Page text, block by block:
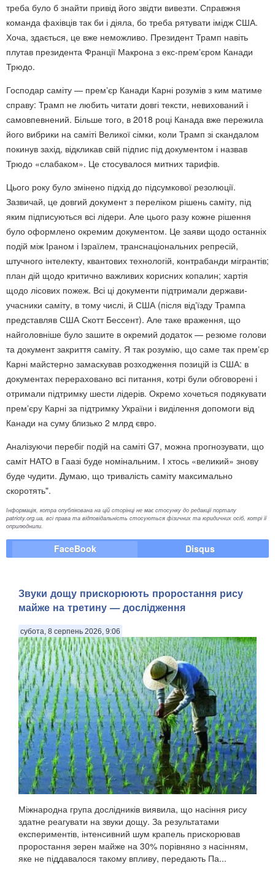
треба було б знайти привід його звідти вивезти. Справжня
команда фахівців так би і діяла, бо треба рятувати імідж США.
Хоча, здається, це вже неможливо. Президент Трамп навіть
плутав президента Франції Макрона з екс-премʼєром Канади
Трюдо.
Господар саміту — премʼєр Канади Карні розумів з ким матиме
справу: Трамп не любить читати довгі тексти, невихований і
самовпевнений. Більше того, в 2018 році Канада вже пережила
його вибрики на саміті Великої сімки, коли Трамп зі скандалом
покинув захід, відкликав свій підпис під документом і назвав
Трюдо «слабаком». Це стосувалося митних тарифів.
Цього року було змінено підхід до підсумкової резолюції.
Зазвичай, це довгий документ з переліком рішень саміту, під
яким підписуються всі лідери. Але цього разу кожне рішення
було оформлено окремим документом. Це заяви щодо останніх
подій між Іраном і Ізраїлем, транснаціональних репресій,
штучного інтелекту, квантових технологій, контрабанди мігрантів;
план дій щодо критично важливих корисних копалин; хартія
щодо лісових пожеж. Всі ці документи підтримали держави-
учасники саміту, в тому числі, й США (після відʼїзду Трампа
представляв США Скотт Бессент). Але таке враження, що
найголовніше було зашите в окремий додаток — резюме голови
та документ закриття саміту. Я так розумію, що саме так премʼєр
Карні майстерно замаскував розходження позицій із США: в
документах перераховано всі питання, котрі були обговорені і
отримали підтримку шести лідерів. Окремо хочеться подякувати
премʼєру Карні за підтримку України і виділення допомоги від
Канади на суму близько 2 млрд євро.
Аналізуючи перебіг подій на саміті G7, можна прогнозувати, що
саміт НАТО в Гаазі буде номінальним. І хтось «великий» знову
буде чудити. Думаю, що тривалість саміту максимально
скоротять".
Інформація, котра опублікована на цій сторінці не має стосунку до редакції порталу
patrioty.org.ua, всі права та відповідальність стосуються фізичних та юридичних осіб, котрі її
оприлюднили.
FaceBook Disqus
Звуки дощу прискорюють проростання рису
майже на третину — дослідження
субота, 8 серпень 2026, 9:06
Міжнародна група дослідників виявила, що насіння рису
здатне реагувати на звуки дощу. За результатами
експериментів, інтенсивний шум крапель прискорював
проростання зерен майже на 30% порівняно з насінням,
яке не піддавалося такому впливу, передають Па...